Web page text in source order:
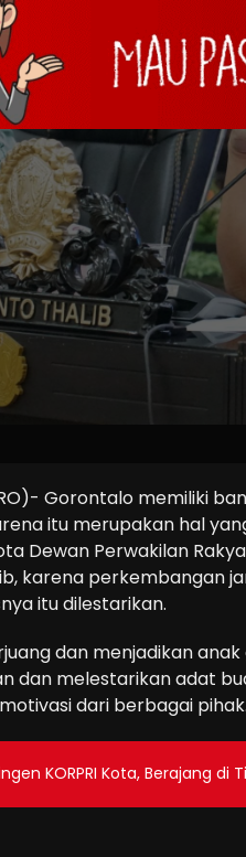
Gorontalo memiliki
itu merupakan hal
Dewan Perwakilan
karena perkembangan
itu dilestarikan.
dan menjadikan
dan melestarikan adat
dari berbagai
KORPRI Kota, Berajang di